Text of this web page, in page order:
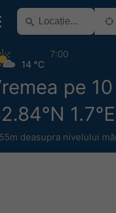
pe
1.7°E
deasupra nivelului
14 °C
7:00